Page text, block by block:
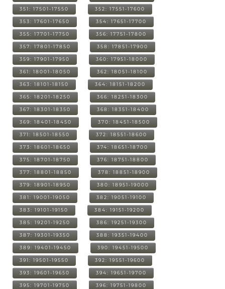
351: 17501-17550 352: 17551-17600
353: 17601-17650 354: 17651-17700
355: 17701-17750 356: 17751-17800
357: 17801-17850 358: 17851-17900
359: 17901-17950 360: 17951-18000
361: 18001-18050 362: 18051-18100
363: 18101-18150 364: 18151-18200
365: 18201-18250 366: 18251-18300
367: 18301-18350 368: 18351-18400
369: 18401-18450 370: 18451-18500
371: 18501-18550 372: 18551-18600
373: 18601-18650 374: 18651-18700
375: 18701-18750 376: 18751-18800
377: 18801-18850 378: 18851-18900
379: 18901-18950 380: 18951-19000
381: 19001-19050 382: 19051-19100
383: 19101-19150 384: 19151-19200
385: 19201-19250 386: 19251-19300
387: 19301-19350 388: 19351-19400
389: 19401-19450 390: 19451-19500
391: 19501-19550 392: 19551-19600
393: 19601-19650 394: 19651-19700
395: 19701-19750 396: 19751-19800